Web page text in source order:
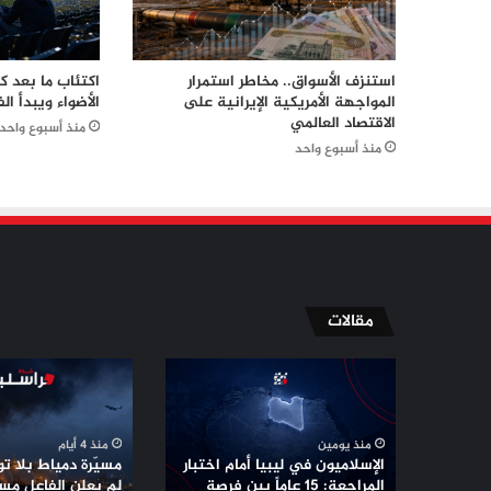
استنزف الأسواق.. مخاطر استمرار
المواجهة الأمريكية الإيرانية على
الاقتصاد العالمي
منذ أسبوع واحد
اكتئاب ما
الأضواء ويبدأ
منذ أسبوع واحد
مقالات
الإسلاميون
ليبيا
أمام
اختبار
المراجعة:
منذ يومين
الإسلاميون في ليبيا أمام اختبار
المراجعة: 15 عاماً بين فرصة
مسيّرة
دمياط
بلا
توقيع
لماذا
منذ 4 أيام
مسيّرة دمياط بلا
لم يعلن الفاعل